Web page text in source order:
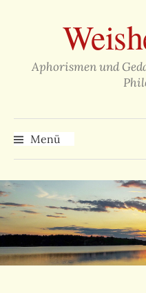
überspringen
Aphorismen und
Menü